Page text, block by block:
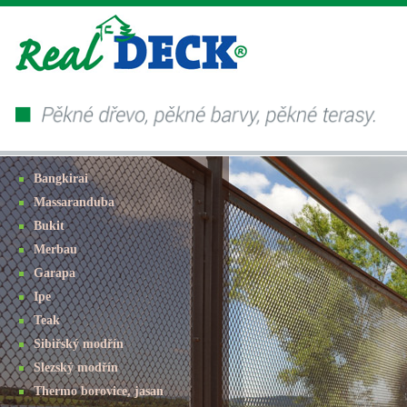
Bangkirai
Massaranduba
Bukit
Merbau
Garapa
Ipe
Teak
Sibiřský modřín
Slezský modřín
Thermo borovice, jasan